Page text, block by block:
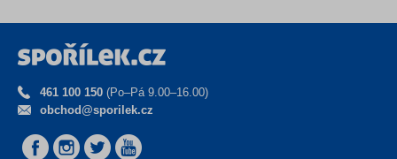
461 100 150 (Po–Pá 9.00–16.00)
obchod@sporilek.cz